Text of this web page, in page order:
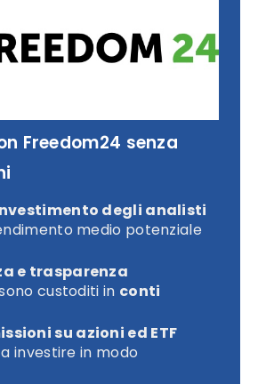
Freedom24 senza
degli analisti
medio potenziale
e trasparenza
custoditi in conti
su azioni ed ETF
investire in modo